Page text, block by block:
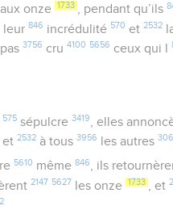
aux onze 1733 , pendant qu’ils
leur846 incrédulité 570 et2532
pas3756 cru4100 5656 ceux qui l
575sépulcre 3419 , elles
et2532 à tous3956 les autres
5610 même 846, ils
2147 5627 les onze 1733 , et